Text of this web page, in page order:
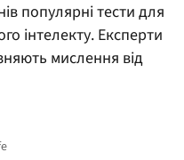
популярні тести для
інтелекту. Експерти
мислення від